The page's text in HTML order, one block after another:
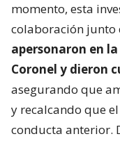
momento, esta
colaboración junto
apersonaron en
Coronel y dieron
asegurando que
y recalcando que
conducta anterior.